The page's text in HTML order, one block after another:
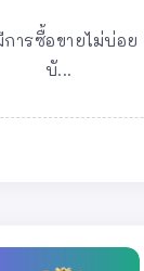
รซื้อขายไม่บ่อย
บั...